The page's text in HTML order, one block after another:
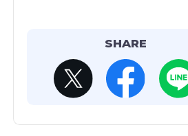
SHARE